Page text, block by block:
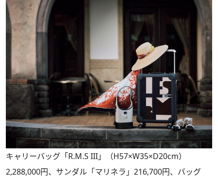
キャリーバッグ「R.M.S III」（H57×W35×D20cm）
2,288,000円、サンダル「マリネラ」216,700円、バッグ